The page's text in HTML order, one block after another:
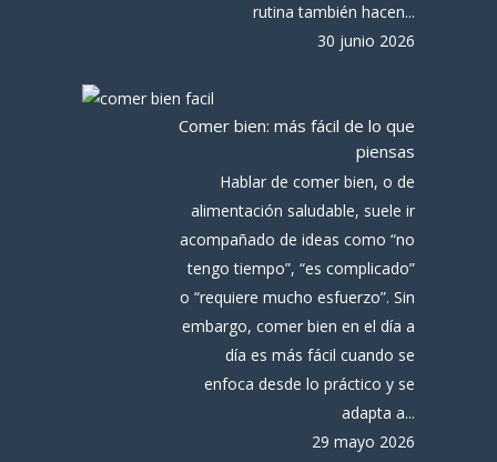
rutina también hacen...
30 junio 2026
Comer bien: más fácil de lo que
piensas
Hablar de comer bien, o de
alimentación saludable, suele ir
acompañado de ideas como “no
tengo tiempo”, “es complicado”
o “requiere mucho esfuerzo”. Sin
embargo, comer bien en el día a
día es más fácil cuando se
enfoca desde lo práctico y se
adapta a...
29 mayo 2026